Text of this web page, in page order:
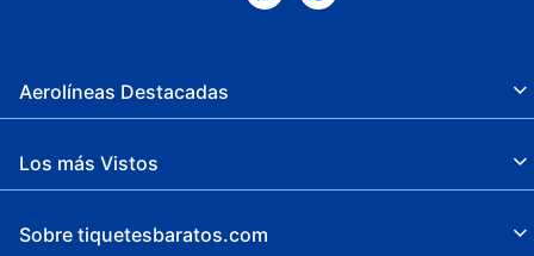
Aerolíneas Destacadas
Los más Vistos
Sobre tiquetesbaratos.com